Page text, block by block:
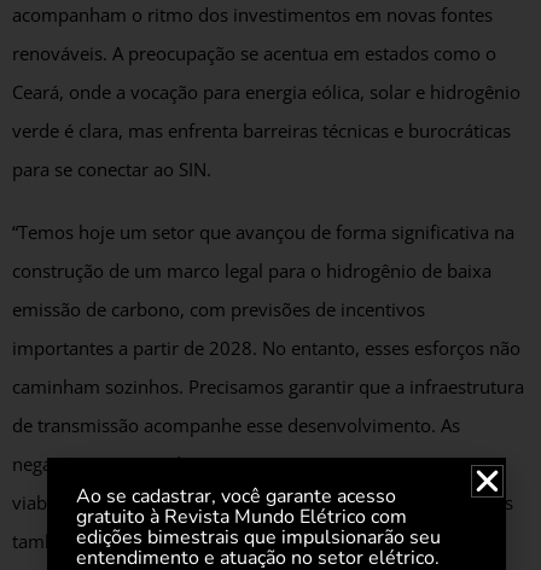
acompanham o ritmo dos investimentos em novas fontes
renováveis. A preocupação se acentua em estados como o
Ceará, onde a vocação para energia eólica, solar e hidrogênio
verde é clara, mas enfrenta barreiras técnicas e burocráticas
para se conectar ao SIN.
“Temos hoje um setor que avançou de forma significativa na
construção de um marco legal para o hidrogênio de baixa
emissão de carbono, com previsões de incentivos
importantes a partir de 2028. No entanto, esses esforços não
caminham sozinhos. Precisamos garantir que a infraestrutura
de transmissão acompanhe esse desenvolvimento. As
negativas recentes do ONS não só comprometem a
viabilidade técnica e econômica dos empreendimentos, mas
também ameaçam o protagonismo do Brasil e do Ceará na
Ao se cadastrar, você garante acesso
gratuito à Revista Mundo Elétrico com
edições bimestrais que impulsionarão seu
entendimento e atuação no setor elétrico.